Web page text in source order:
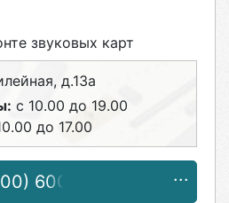
звуковых карт
д.13а
с 10.00 до 19.00
до 17.00
600-96-55